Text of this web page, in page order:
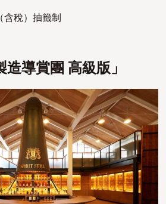
含稅）抽籤制
造導賞團 高級版」